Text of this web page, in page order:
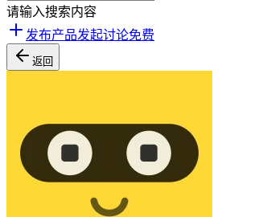
请输入搜索内容
发布产品发起讨论免费
返回